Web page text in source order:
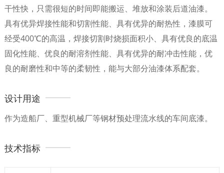
干性快，只需很短的时间即能搬运、堆放和涂装后道油漆。
具有优异焊接性能和切割性能、具有优异的耐热性，漆膜可
经受400℃的高温，焊接切割时烧损面积小、具有优良的底温
固化性能、优良的耐溶剂性能、具有优异的耐冲击性能，优
良的耐磨性和中等的柔韧性，能与大部分油漆体系配套。
设计用途
作为造船厂、重型机械厂等钢材预处理流水线的车间底漆。
技术指标